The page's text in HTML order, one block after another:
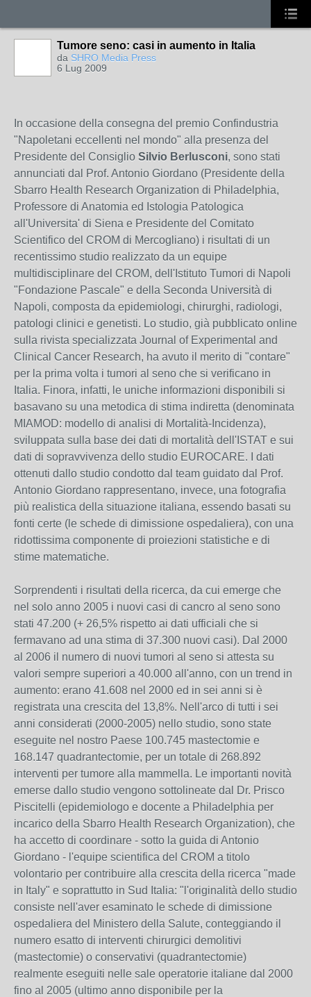
Tumore seno: casi in aumento in Italia
da SHRO Media Press
6 Lug 2009
In occasione della consegna del premio Confindustria
"Napoletani eccellenti nel mondo" alla presenza del
Presidente del Consiglio Silvio Berlusconi, sono stati
annunciati dal Prof. Antonio Giordano (Presidente della
Sbarro Health Research Organization di Philadelphia,
Professore di Anatomia ed Istologia Patologica
all'Universita' di Siena e Presidente del Comitato
Scientifico del CROM di Mercogliano) i risultati di un
recentissimo studio realizzato da un equipe
multidisciplinare del CROM, dell'Istituto Tumori di Napoli
"Fondazione Pascale" e della Seconda Università di
Napoli, composta da epidemiologi, chirurghi, radiologi,
patologi clinici e genetisti. Lo studio, già pubblicato online
sulla rivista specializzata Journal of Experimental and
Clinical Cancer Research, ha avuto il merito di "contare"
per la prima volta i tumori al seno che si verificano in
Italia. Finora, infatti, le uniche informazioni disponibili si
basavano su una metodica di stima indiretta (denominata
MIAMOD: modello di analisi di Mortalità-Incidenza),
sviluppata sulla base dei dati di mortalità dell'ISTAT e sui
dati di sopravvivenza dello studio EUROCARE. I dati
ottenuti dallo studio condotto dal team guidato dal Prof.
Antonio Giordano rappresentano, invece, una fotografia
più realistica della situazione italiana, essendo basati su
fonti certe (le schede di dimissione ospedaliera), con una
ridottissima componente di proiezioni statistiche e di
stime matematiche.
Sorprendenti i risultati della ricerca, da cui emerge che
nel solo anno 2005 i nuovi casi di cancro al seno sono
stati 47.200 (+ 26,5% rispetto ai dati ufficiali che si
fermavano ad una stima di 37.300 nuovi casi). Dal 2000
al 2006 il numero di nuovi tumori al seno si attesta su
valori sempre superiori a 40.000 all'anno, con un trend in
aumento: erano 41.608 nel 2000 ed in sei anni si è
registrata una crescita del 13,8%. Nell'arco di tutti i sei
anni considerati (2000-2005) nello studio, sono state
eseguite nel nostro Paese 100.745 mastectomie e
168.147 quadrantectomie, per un totale di 268.892
interventi per tumore alla mammella. Le importanti novità
emerse dallo studio vengono sottolineate dal Dr. Prisco
Piscitelli (epidemiologo e docente a Philadelphia per
incarico della Sbarro Health Research Organization), che
ha accetto di coordinare - sotto la guida di Antonio
Giordano - l'equipe scientifica del CROM a titolo
volontario per contribuire alla crescita della ricerca "made
in Italy" e soprattutto in Sud Italia: "l'originalità dello studio
consiste nell'aver esaminato le schede di dimissione
ospedaliera del Ministero della Salute, conteggiando il
numero esatto di interventi chirurgici demolitivi
(mastectomie) o conservativi (quadrantectomie)
realmente eseguiti nelle sale operatorie italiane dal 2000
fino al 2005 (ultimo anno disponibile per la